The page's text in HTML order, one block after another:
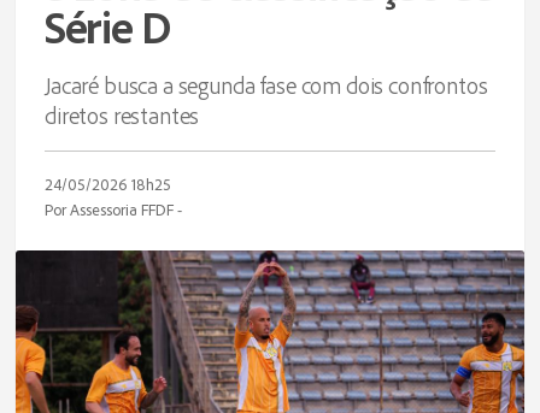
Série D
Jacaré busca a segunda fase com dois confrontos
diretos restantes
24/05/2026 18h25
Por Assessoria FFDF -